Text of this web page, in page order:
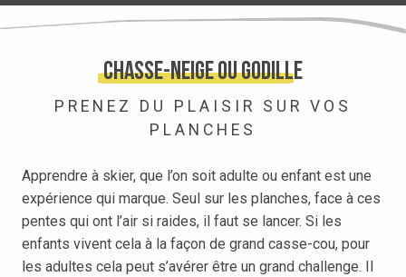
Chasse-neige ou godille
PRENEZ DU PLAISIR SUR VOS
PLANCHES
Apprendre à skier, que l’on soit adulte ou enfant est une
expérience qui marque. Seul sur les planches, face à ces
pentes qui ont l’air si raides, il faut se lancer. Si les
enfants vivent cela à la façon de grand casse-cou, pour
les adultes cela peut s’avérer être un grand challenge. Il